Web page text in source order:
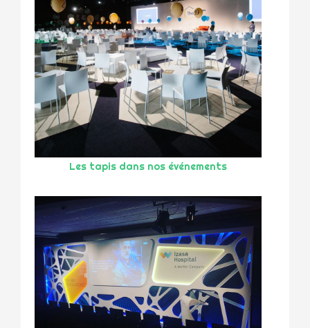
Les tapis dans nos événements